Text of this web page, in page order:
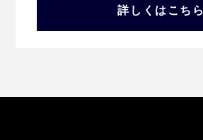
詳しくはこちら